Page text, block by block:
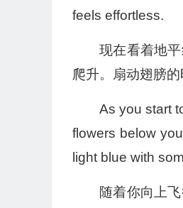
feels effortless.
现在看着地
爬升。扇动翅膀的
As you start
flowers below
light blue with
随着你向上